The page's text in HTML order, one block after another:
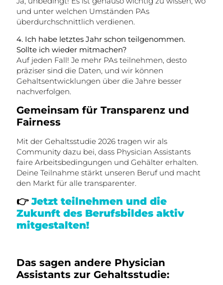
und unter welchen Umständen PAs
überdurchschnittlich verdienen.
4. Ich habe letztes Jahr schon teilgenommen.
Sollte ich wieder mitmachen?
Auf jeden Fall! Je mehr PAs teilnehmen, desto
präziser sind die Daten, und wir können
Gehaltsentwicklungen über die Jahre besser
nachverfolgen.
Gemeinsam für Transparenz und
Fairness
Mit der Gehaltsstudie 2026 tragen wir als
Community dazu bei, dass Physician Assistants
faire Arbeitsbedingungen und Gehälter erhalten.
Deine Teilnahme stärkt unseren Beruf und macht
den Markt für alle transparenter.
👉Jetzt teilnehmen und die
Zukunft des Berufsbildes aktiv
mitgestalten!
Das sagen andere Physician
Assistants zur Gehaltsstudie: